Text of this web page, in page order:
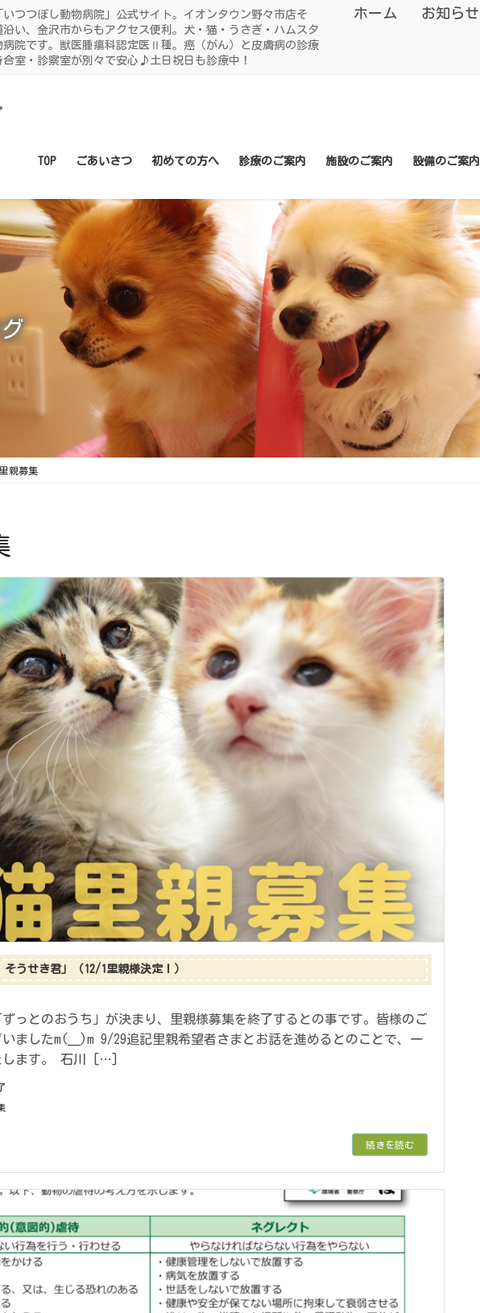
つつぼし動物病院」公式サイト。イオンタウン野々市店そ
い、金沢市からもアクセス便利。犬・猫・うさぎ・ハムスタ
病院です。獣医腫瘍科認定医Ⅱ種。癌（がん）と皮膚病の診療
室・診察室が別々で安心♪土日祝日も診療中！
ホーム お知らせ
TOP ごあいさつ 初めての方へ 診療のご案内 施設のご案内 設備のご案内
親募集
うせき君」（12/1里親様決定！）
っとのおうち」が決まり、里親様募集を終了するとの事です。皆様のご
ましたm(__)m 9/29追記里親希望者さまとお話を進めるとのことで、一
します。 石川 […]
続きを読む